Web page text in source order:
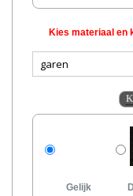
Kies materiaal en
Gelijk